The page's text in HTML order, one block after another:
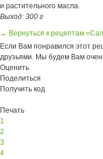
и растительного масла.
Выход: 300 г
← Вернуться к рецептам
Если Вам понравился этот
друзьями. Мы будем Вам
Оценить
Поделиться
Получить код
Печать
1
2
3
4